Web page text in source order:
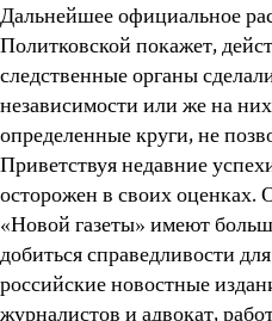
Дальнейшее официальное
Политковской покажет,
следственные органы
независимости или же на
определенные круги, не
Приветствуя недавние
осторожен в своих оценках.
«Новой газеты» имеют
добиться справедливости
российские новостные